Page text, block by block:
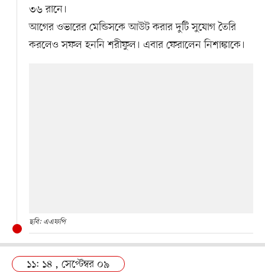
৩৬ রানে।
আগের ওভারের মেন্ডিসকে আউট করার দুটি সুযোগ তৈরি
করলেও সফল হননি শরীফুল। এবার ফেরালেন নিশাঙ্কাকে।
ছবি: এএফপি
১১: ১৪ , সেপ্টেম্বর ০৯